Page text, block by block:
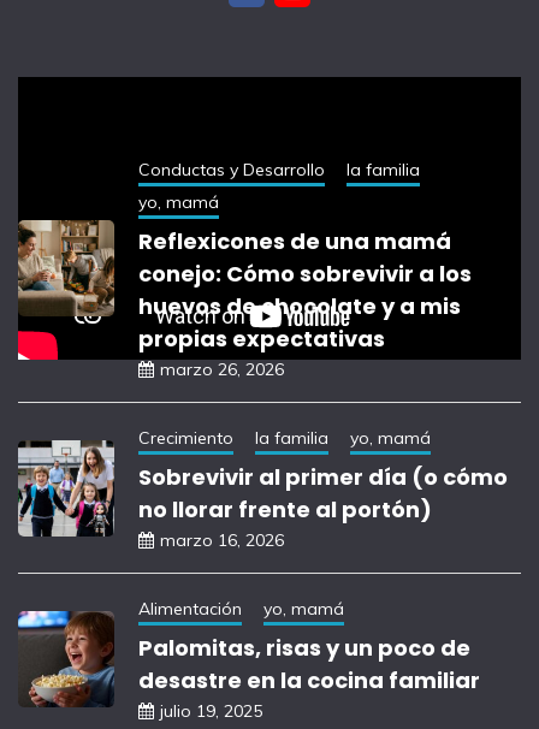
Conductas y Desarrollo
la familia
yo, mamá
Reflexicones de una mamá
conejo: Cómo sobrevivir a los
huevos de chocolate y a mis
propias expectativas
marzo 26, 2026
Crecimiento la familia yo, mamá
Sobrevivir al primer día (o cómo
no llorar frente al portón)
marzo 16, 2026
Alimentación yo, mamá
Palomitas, risas y un poco de
desastre en la cocina familiar
julio 19, 2025